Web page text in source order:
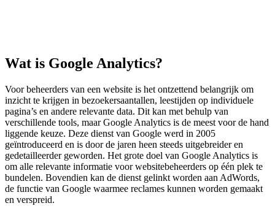
Wat is Google Analytics?
Voor beheerders van een website is het ontzettend belangrijk om
inzicht te krijgen in bezoekersaantallen, leestijden op individuele
pagina’s en andere relevante data. Dit kan met behulp van
verschillende tools, maar Google Analytics is de meest voor de hand
liggende keuze. Deze dienst van Google werd in 2005
geïntroduceerd en is door de jaren heen steeds uitgebreider en
gedetailleerder geworden. Het grote doel van Google Analytics is
om alle relevante informatie voor websitebeheerders op één plek te
bundelen. Bovendien kan de dienst gelinkt worden aan AdWords,
de functie van Google waarmee reclames kunnen worden gemaakt
en verspreid.